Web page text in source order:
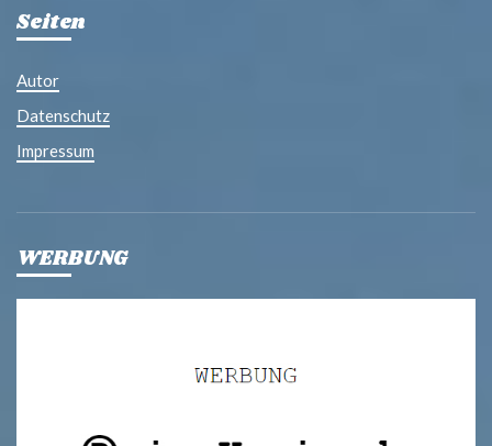
Seiten
Autor
Datenschutz
Impressum
WERBUNG